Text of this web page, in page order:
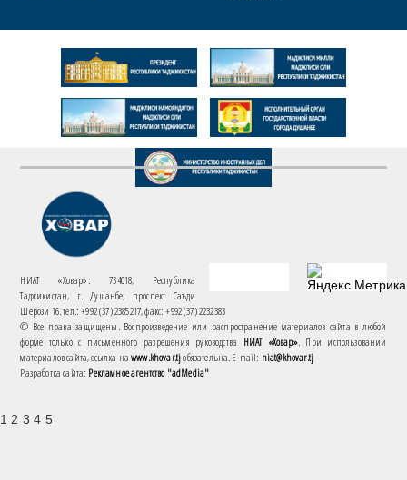
НИАТ «Ховар»: 734018, Республика
Таджикистан, г. Душанбе, проспект Саъди
Шерози 16. тел.: +992 (37) 2385217, факс: +992 (37) 2232383
© Все права защищены. Воспроизведение или распространение материалов сайта в любой
форме только с письменного разрешения руководства НИАТ «Ховар». При использовании
материалов сайта, ссылка наwww.khovar.tjобязательна. E-mail: niat@khovar.tj
Разработка сайта: Рекламное агентство "adMedia"
1 2 3 4 5